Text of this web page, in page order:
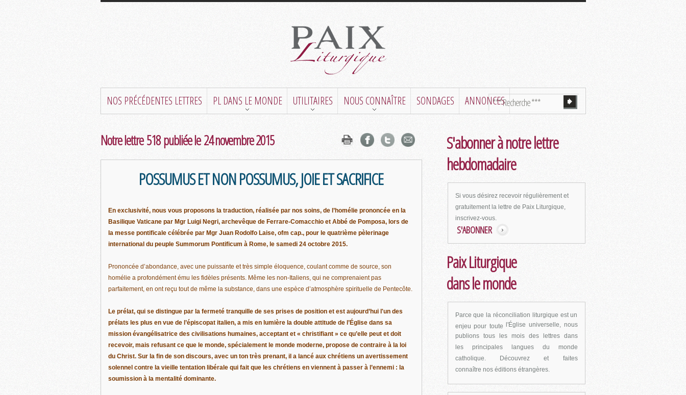
NOS PRÉCÉDENTES LETTRES PL DANS LE MONDE UTILITAIRES NOUS CONNAÎTRE SONDAGES ANNONCES
Notre lettre 518 publiée le 24 novembre 2015
POSSUMUS ET NON POSSUMUS, JOIE ET SACRIFICE
En exclusivité, nous vous proposons la traduction, réalisée par nos soins, de l’homélie prononcée en la
Basilique Vaticane par Mgr Luigi Negri, archevêque de Ferrare-Comacchio et Abbé de Pomposa, lors de
la messe pontificale célébrée par Mgr Juan Rodolfo Laise, ofm cap., pour le quatrième pèlerinage
international du peuple Summorum Pontificum à Rome, le samedi 24 octobre 2015.
Prononcée d’abondance, avec une puissante et très simple éloquence, coulant comme de source, son
homélie a profondément ému les fidèles présents. Même les non-Italiens, qui ne comprenaient pas
parfaitement, en ont reçu tout de même la substance, dans une espèce d’atmosphère spirituelle de Pentecôte.
Le prélat, qui se distingue par la fermeté tranquille de ses prises de position et est aujourd’hui l'un des
prélats les plus en vue de l’épiscopat italien, a mis en lumière la double attitude de l’Église dans sa
mission évangélisatrice des civilisations humaines, acceptant et « christifiant » ce qu’elle peut et doit
recevoir, mais refusant ce que le monde, spécialement le monde moderne, propose de contraire à la loi
du Christ. Sur la fin de son discours, avec un ton très prenant, il a lancé aux chrétiens un avertissement
solennel contre la vieille tentation libérale qui fait que les chrétiens en viennent à passer à l’ennemi : la
soumission à la mentalité dominante.
S'abonner à notre lettre
hebdomadaire
Si vous désirez recevoir régulièrement et
gratuitement la lettre de Paix Liturgique,
inscrivez-vous.
S'ABONNER
Paix Liturgique
dans le monde
Parce que la réconciliation liturgique est un
enjeu pour toutel'Église universelle, nous
publions tous les mois des lettres dans
les principales langues du monde
catholique. Découvrez et faites
connaître nos éditions étrangères.